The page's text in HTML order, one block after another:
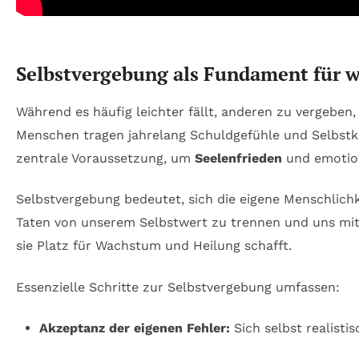
Selbstvergebung als Fundament für
Während es häufig leichter fällt, anderen zu
Menschen tragen jahrelang Schuldgefühle und
zentrale Voraussetzung, um Seelenfrieden und
Selbstvergebung bedeutet, sich die eigene
Taten von unserem Selbstwert zu trennen und uns
sie Platz für Wachstum und Heilung schafft.
Essenzielle Schritte zur Selbstvergebung umfassen:
Akzeptanz der eigenen Fehler: Sich selbst